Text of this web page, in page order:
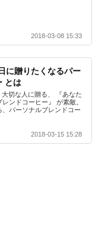
2018-03-08 15:33
に贈りたくなるパー
とは
切な人に贈る、 『あなた
ンドコーヒー』 が素敵。
パーソナルブレンドコー
2018-03-15 15:28